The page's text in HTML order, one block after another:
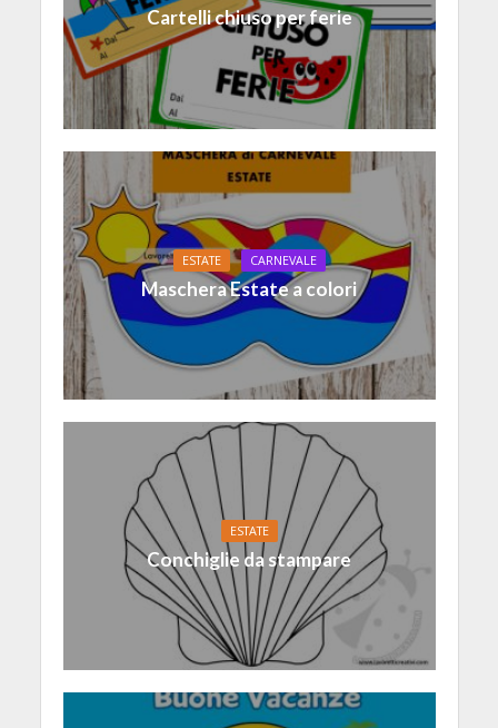
Cartelli chiuso per ferie
ESTATE CARNEVALE
Maschera Estate a colori
ESTATE
Conchiglie da stampare